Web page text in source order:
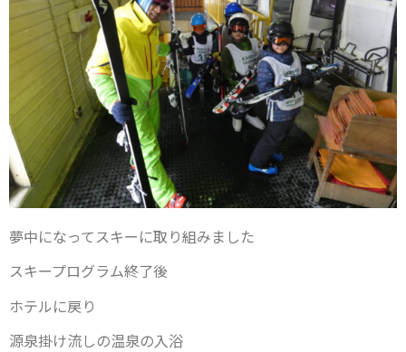
夢中になってスキーに取り組みました
スキープログラム終了後
ホテルに戻り
源泉掛け流しの温泉の入浴